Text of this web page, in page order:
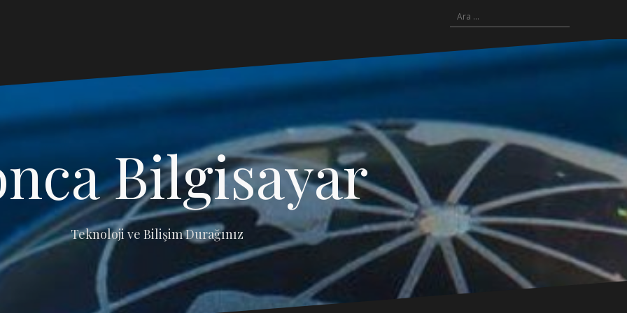
Arama:
Bilgisayar
Teknoloji ve Bilişim Durağınız